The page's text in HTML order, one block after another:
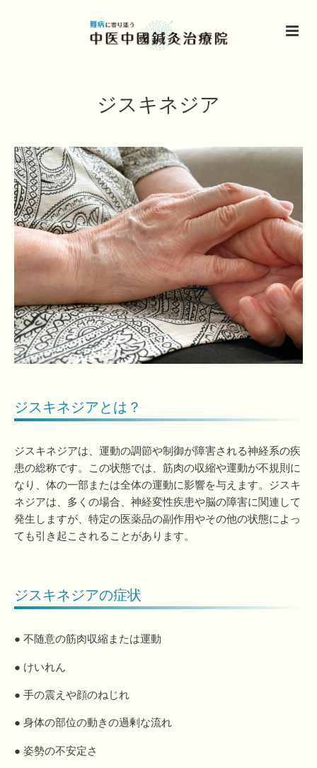
ジスキネジア
ジスキネジアとは？
ジスキネジアは、運動の調節や制御が障害される神経系の疾
患の総称です。この状態では、筋肉の収縮や運動が不規則に
なり、体の一部または全体の運動に影響を与えます。ジスキ
ネジアは、多くの場合、神経変性疾患や脳の障害に関連して
発生しますが、特定の医薬品の副作用やその他の状態によっ
ても引き起こされることがあります。
ジスキネジアの症状
● 不随意の筋肉収縮または運動
● けいれん
● 手の震えや顔のねじれ
● 身体の部位の動きの過剰な流れ
● 姿勢の不安定さ